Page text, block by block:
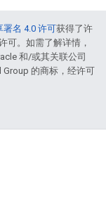
署名 4.0 许可获得了许
可。如需了解详情，
和/或其关联公司
Group 的商标，经许可